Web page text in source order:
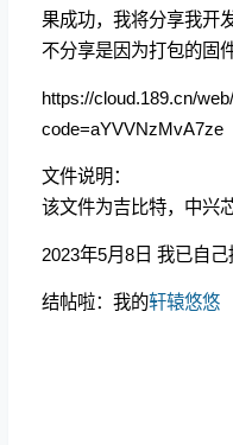
果成功，我将分享我开
不分享是因为打包的固
https://cloud.189.cn/
code=aYVVNzMvA7ze
文件说明：
该文件为吉比特，中兴
2023年5月8日 我已自
结帖啦：我的轩辕悠悠